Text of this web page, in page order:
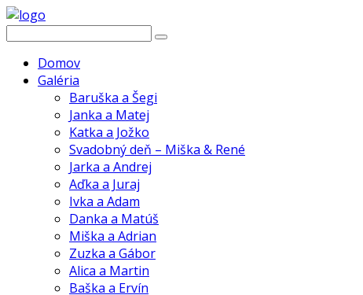
Domov
Galéria
Baruška a Šegi
Janka a Matej
Katka a Jožko
Svadobný deň – Miška & René
Jarka a Andrej
Aďka a Juraj
Ivka a Adam
Danka a Matúš
Miška a Adrian
Zuzka a Gábor
Alica a Martin
Baška a Ervín